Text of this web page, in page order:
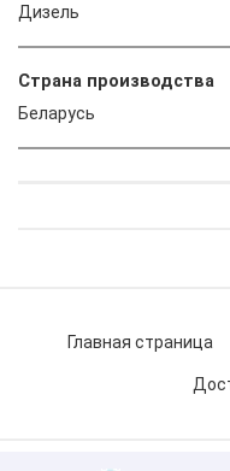
Дизель
Страна производства
Беларусь
Главная страница